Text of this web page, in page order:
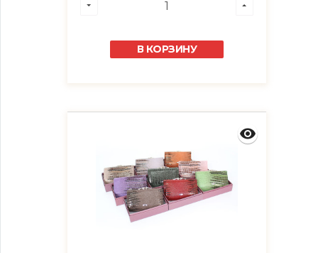
В КОРЗИНУ